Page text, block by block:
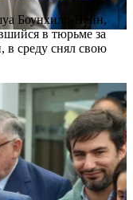
Боунхилл-Пейн,
в тюрьме за
в среду снял свою